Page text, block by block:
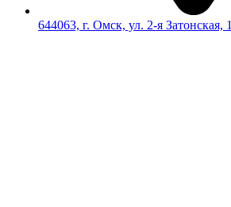
644063, г. Омск, ул. 2-я Затонская, 1